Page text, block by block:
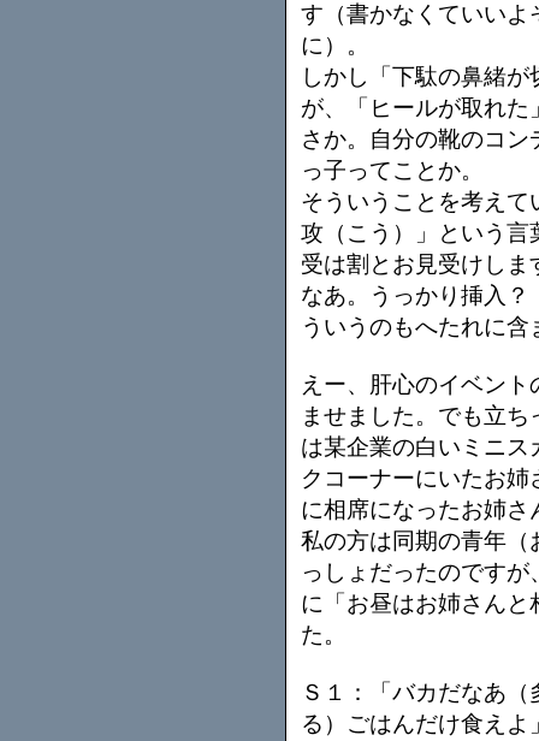
す（書かなくていいよ
に）。
しかし「下駄の鼻緒
が、「ヒールが取れ
さか。自分の靴のコ
っ子ってことか。
そういうことを考え
攻（こう）」という言
受は割とお見受けし
なあ。うっかり挿入
ういうのもへたれに
えー、肝心のイベン
ませました。でも立
は某企業の白いミニ
クコーナーにいたお
に相席になったお姉
私の方は同期の青年
っしょだったのです
に「お昼はお姉さん
た。
Ｓ１：「バカだなあ
る）ごはんだけ食えよ